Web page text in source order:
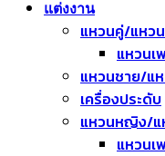
แต่งงาน
แหวนคู่/แหว
แหวนเ
แหวนชาย/แ
เครื่องประดับ
แหวนหญิง/แ
แหวนเ